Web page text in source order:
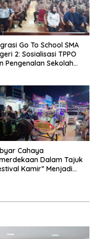
Go To School SMA
2: Sosialisasi TPPO
Pengenalan Sekolah
Cahaya
Dalam Tajuk
Kamir” Menjadi